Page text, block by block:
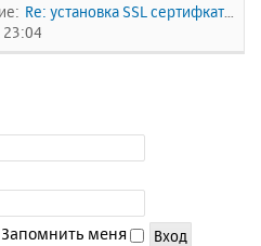
Re: установка SSL сертифката
23:04
Запомнить меня